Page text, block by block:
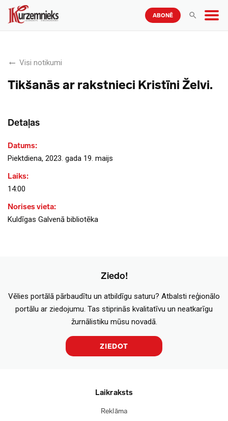
ABONĒ
Visi notikumi
Tikšanās ar rakstnieci Kristīni Želvi.
Detaļas
Datums:
Piektdiena, 2023. gada 19. maijs
Laiks:
14:00
Norises vieta:
Kuldīgas Galvenā bibliotēka
Ziedo!
Vēlies portālā pārbaudītu un atbildīgu saturu? Atbalsti reģionālo
portālu ar ziedojumu. Tas stiprinās kvalitatīvu un neatkarīgu
žurnālistiku mūsu novadā.
ZIEDOT
Laikraksts
Reklāma